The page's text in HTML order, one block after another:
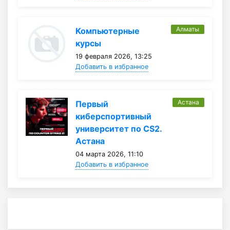
Компьютерные
курсы
19 февраля 2026, 13:25
Добавить в избранное
Алматы
Первый
киберспортивный
университет по CS2.
Астана
04 марта 2026, 11:10
Добавить в избранное
Астана